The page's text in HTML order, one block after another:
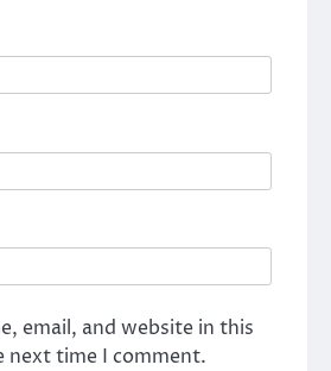
email, and website in this
next time I comment.